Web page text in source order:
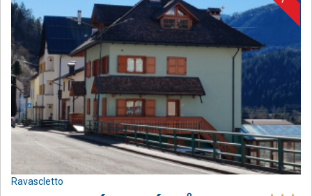
Ravascletto